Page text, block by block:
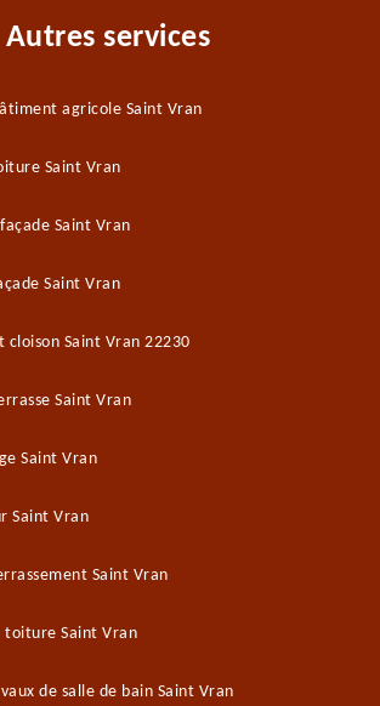
Autres services
agricole Saint Vran
Saint Vran
Saint Vran
Saint Vran
cloison Saint Vran 22230
Saint Vran
Saint Vran
Saint Vran
Saint Vran
toiture Saint Vran
de salle de bain Saint Vran